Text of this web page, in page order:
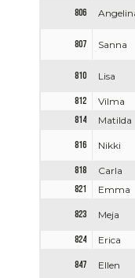
806
807 Sanna
810 Lisa
812
Vilma
814
Matilda
816 Nikki
818
Carla
821
Emma
823 Meja
824
Erica
847 Ellen